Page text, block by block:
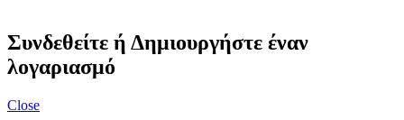
Συνδεθείτε ή Δημιουργήστε έναν
λογαριασμό
Close